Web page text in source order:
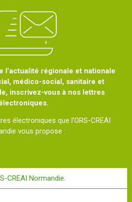
l’actualité régionale et nationale
médico-social, sanitaire et
inscrivez-vous à nos lettres
électroniques que l’ORS-CREAI
vous propose :
CREAI Normandie.